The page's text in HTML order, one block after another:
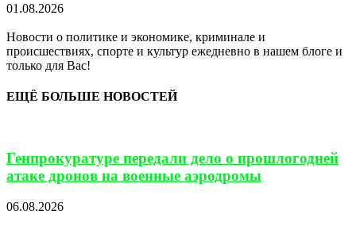
01.08.2026
Новости о политике и экономике, криминале и
происшествиях, спорте и культур ежедневно в нашем блоге и
только для Вас!
ЕЩЁ БОЛЬШЕ НОВОСТЕЙ
Генпрокуратуре передали дело о прошлогодней
атаке дронов на военные аэродромы
06.08.2026